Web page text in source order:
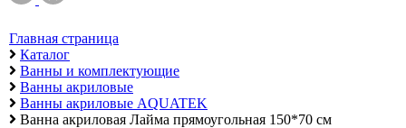
Главная страница
Каталог
Ванны и комплектующие
Ванны акриловые
Ванны акриловые AQUATEK
Ванна акриловая Лайма прямоугольная 150*70 см
Манометры и термометры
Счетчики газа
Развернуть(2)
Радиаторы отопления
Аксессуары для радиаторов отопления